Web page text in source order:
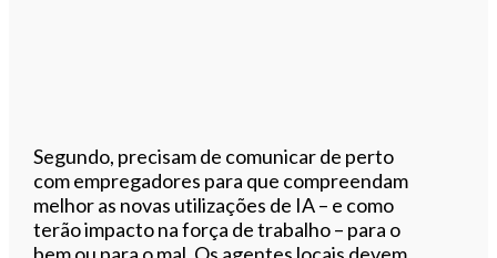
Segundo, precisam de comunicar de perto
com empregadores para que compreendam
melhor as novas utilizações de IA – e como
terão impacto na força de trabalho – para o